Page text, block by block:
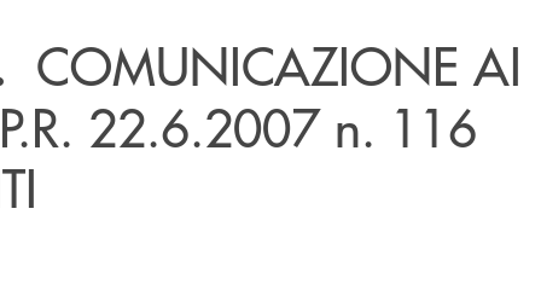
COMUNICAZIONE AI
22.6.2007 n. 116